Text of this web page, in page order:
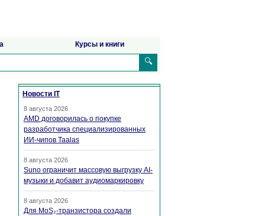
Курсы и книги
🔍
Новости IT
8 августа 2026
AMD договорилась о покупке
разработчика специализированных
ИИ-чипов Taalas
8 августа 2026
Suno ограничит массовую выгрузку AI-
музыки и добавит аудиомаркировку
8 августа 2026
Для MoS₂-транзистора создали